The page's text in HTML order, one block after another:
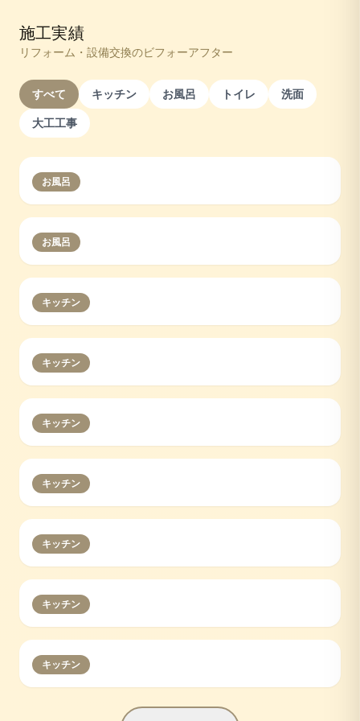
施工実績
リフォーム・設備交換のビフォーアフター
すべて キッチン お風呂 トイレ
洗面
大工工事
お風呂
お風呂
キッチン
キッチン
キッチン
キッチン
キッチン
キッチン
キッチン